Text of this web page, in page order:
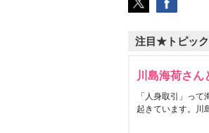
注目★トピッ
川島海荷さん
「人身取引」っ
起きています。川